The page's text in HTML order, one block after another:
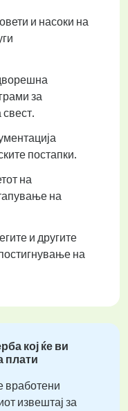
и насоки на
за
постапки.
на
на
и другите
на
кој ќе ви
плати
вработени
извештај за